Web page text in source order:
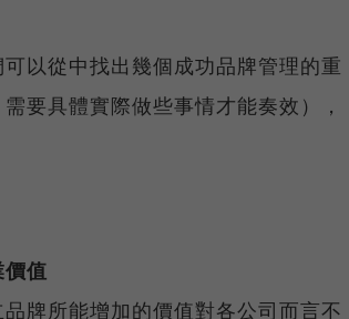
以從中找出幾個成功品牌管理的重
要具體實際做些事情才能奏效），
值
牌所能增加的價值對各公司而言不